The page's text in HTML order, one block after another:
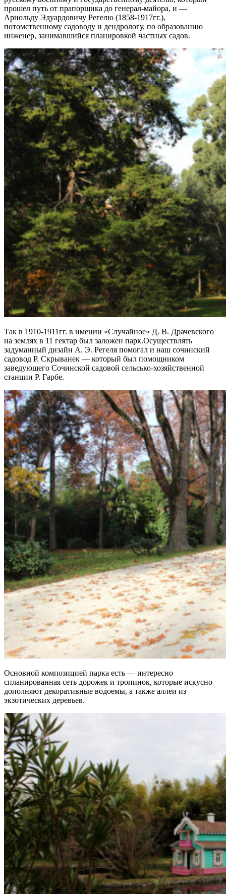
прошел путь от прапорщика до генерал-майора, и —
Арнольду Эдуардовичу Регелю (1858-1917гг.),
потомственному садоводу и дендрологу, по образованию
инженер, занимавшийся планировкой частных садов.
Так в 1910-1911гг. в имении «Случайное» Д. В. Драчевского
на землях в 11 гектар был заложен парк.Осуществлять
задуманный дизайн А. Э. Регеля помогал и наш сочинский
садовод Р. Скрыванек — который был помощником
заведующего Сочинской садовой сельсько-хозяйственной
станции Р. Гарбе.
Основной композицией парка есть — интересно
спланированная сеть дорожек и тропинок, которые искусно
дополняют декоративные водоемы, а также аллеи из
экзотических деревьев.